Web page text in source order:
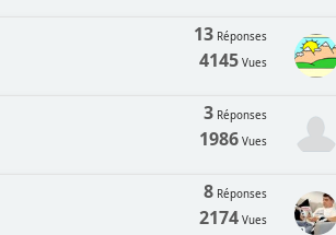
13Réponses
4145Vues
3Réponses
1986Vues
8Réponses
2174Vues